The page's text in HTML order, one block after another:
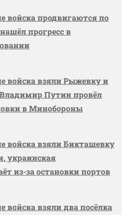
войска продвигаются по
прогресс в
войска взяли Рыжевку и
Путин провёл
в Минобороны
войска взяли Бикташевку
украинская
из-за остановки портов
войска взяли два посёлка